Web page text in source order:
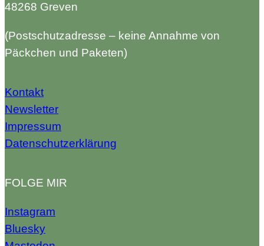
48268 Greven
(Postschutzadresse – keine Annahme von
Päckchen und Paketen)
Kontakt
Newsletter
Impressum
Datenschutzerklärung
FOLGE MIR
Instagram
Bluesky